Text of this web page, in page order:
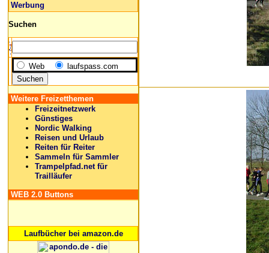
Werbung
Suchen
Web laufspass.com
Weitere Freizetthemen
Freizeitnetzwerk
Günstiges
Nordic Walking
Reisen und Urlaub
Reiten für Reiter
Sammeln für Sammler
Trampelpfad.net für
Trailläufer
WEB 2.0 Buttons
Laufbücher bei amazon.de